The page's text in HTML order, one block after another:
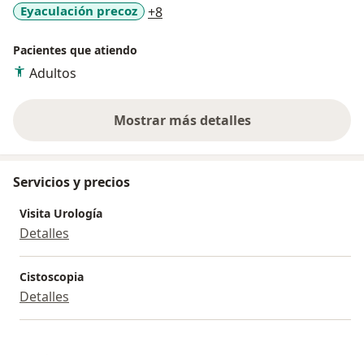
Eyaculación precoz
+8a11y_sr_more_diseases
Pacientes que atiendo
Adultos
Mostrar más detalles
sobre la experiencia
Servicios y precios
Visita Urología
Detalles
Cistoscopia
Detalles